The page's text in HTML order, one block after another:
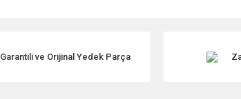
Garantili ve Orijinal Yedek Parça